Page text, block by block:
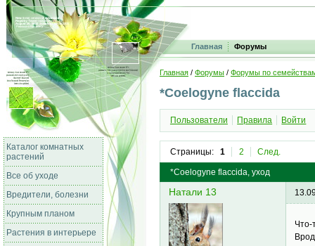
Главная Форумы
Каталог комнатных
растений
Все об уходе
Вредители, болезни
Крупным планом
Растения в интерьере
Главная / Форумы / Форумы по
*Coelogyne flaccida
Пользователи Правила Войти
Страницы: 1 2 След.
*Coelogyne flaccida, уход
Натали 13
Что-